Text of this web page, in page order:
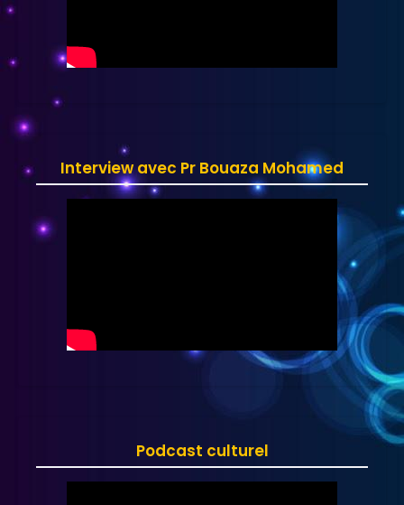
Interview avec Pr Bouaza Mohamed
Podcast culturel